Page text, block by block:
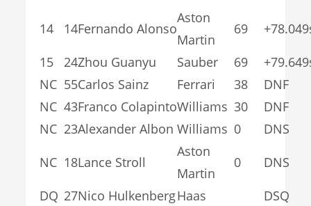
14
14Fernando Alonso
Aston
Martin
69
15
24Zhou Guanyu Sauber 69
NC 55Carlos Sainz Ferrari 38
DNF
NC 43Franco ColapintoWilliams 30
DNF
NC 23Alexander Albon Williams 0
DNS
NC 18Lance Stroll
Aston
Martin
0
DNS
DQ 27Nico HulkenbergHaas DSQ